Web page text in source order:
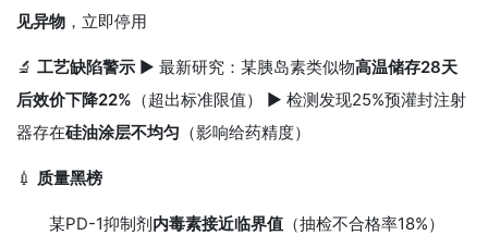
见异物 ，立即停用
🔬 工艺缺陷警示 ▶ 最新研究：某胰岛素类似物高温储存28天
后效价下降22% （超出标准限值） ▶ 检测发现25%预灌封注射
器存在硅油涂层不均匀 （影响给药精度）
💉 质量黑榜
某PD-1抑制剂内毒素接近临界值 （抽检不合格率18%）